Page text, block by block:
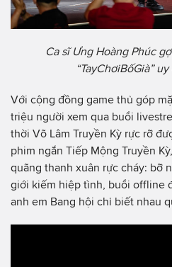
Ca sĩ Ưng Hoàng Phúc
“TayChơiBốGià”
Với cộng đồng game thủ góp
triệu người xem qua buổi
thời Võ Lâm Truyền Kỳ rực rỡ
phim ngắn Tiếp Mộng Truyền
quãng thanh xuân rực cháy: bỡ
giới kiếm hiệp tình, buổi offline
anh em Bang hội chỉ biết nhau